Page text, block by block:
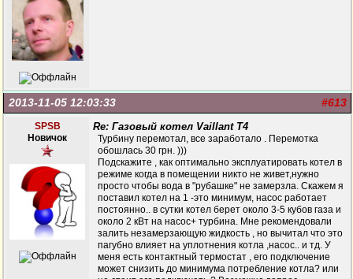
#613
2013-11-05 12:03:33
SPSB
Новичок
Re: Газовый котел Vaillant T4
Турбину перемотал, все заработало . Перемотка
обошлась 30 грн. )))
Подскажите , как оптимально эксплуатировать котел в
режиме когда в помещении никто не живет,нужно
просто чтобы вода в "рубашке" не замерзла. Скажем я
поставил котел на 1 -это минимум, насос работает
постоянно.. в сутки котел берет около 3-5 кубов газа и
около 2 кВт на насос+ турбина. Мне рекомендовали
залить незамерзающую жидкость , но вычитал что это
пагубно влияет на уплотнения котла ,насос.. и тд. У
меня есть контактный термостат , его подключение
может снизить до минимума потребление котла? или